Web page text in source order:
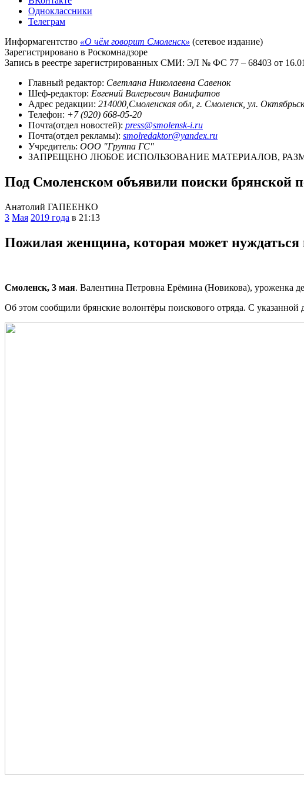
Одноклассники
Телеграм
Информагентство «О чём говорит Смоленск» (сетевое издание)
Зарегистрировано в Роскомнадзоре
Запись в реестре зарегистрированных СМИ: ЭЛ № ФС 77 – 68403 от
Главный редактор: Светлана Николаевна Савенок
Шеф-редактор: Евгений Валерьевич Ванифатов
Адрес редакции: 214000,Смоленская обл, г. Смоленск, ул.
Телефон: +7 (920) 668-05-20
Почта(отдел новостей): press@smolensk-i.ru
Почта(отдел рекламы): smolredaktor@yandex.ru
Учредитель: ООО "Группа ГС"
ЗАПРЕЩЕНО ЛЮБОЕ ИСПОЛЬЗОВАНИЕ МАТЕРИАЛОВ,
Под Смоленском объявили поиски брянской
Анатолий ГАПЕЕНКО
3 Мая 2019 года в 21:13
Пожилая женщина, которая может нуждаться
Смоленск, 3 мая. Валентина Петровна Ерёмина (Новикова), уроженка
Об этом сообщили брянские волонтёры поискового отряда. С